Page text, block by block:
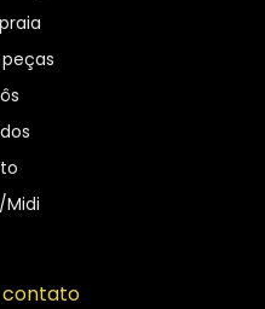
Midi
contato